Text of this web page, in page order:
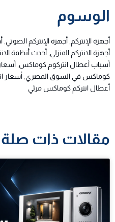
الوسوم
أجهزة الإنتركم, أجهزة الإنتركم الصوتي,
أجهزة الانتركم المنزلي, أحدث أنظمة
أسباب أعطال انتركوم كوماكس,
كوماكس في السوق المصري, أسعار
أعطال انتركم كوماكس مرئي
مقالات ذات صلة